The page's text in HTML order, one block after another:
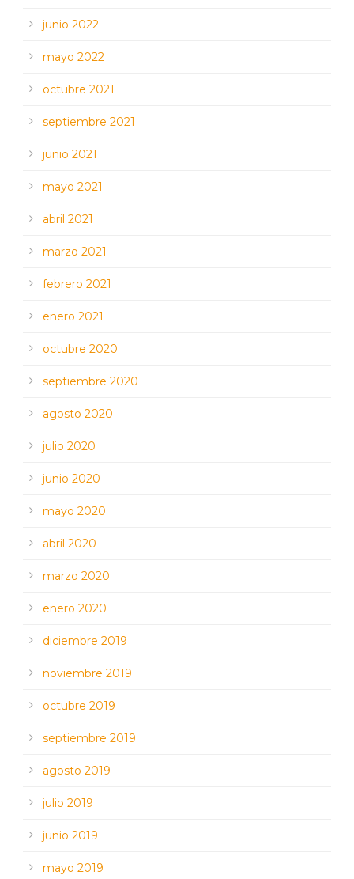
junio 2022
mayo 2022
octubre 2021
septiembre 2021
junio 2021
mayo 2021
abril 2021
marzo 2021
febrero 2021
enero 2021
octubre 2020
septiembre 2020
agosto 2020
julio 2020
junio 2020
mayo 2020
abril 2020
marzo 2020
enero 2020
diciembre 2019
noviembre 2019
octubre 2019
septiembre 2019
agosto 2019
julio 2019
junio 2019
mayo 2019